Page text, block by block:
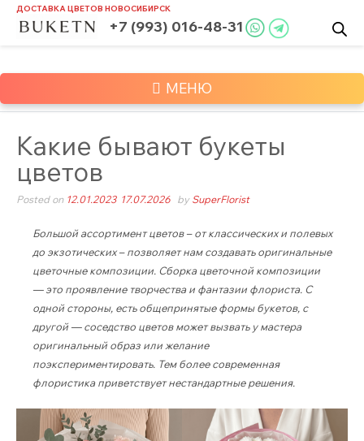
SkipДОСТАВКА ЦВЕТОВ НОВОСИБИРСК
+7 (993) 016-48-31
МЕНЮ
Какие бывают букеты
цветов
Posted on 12.01.2023 17.07.2026 by SuperFlorist
Большой ассортимент цветов – от классических и полевых
до экзотических – позволяет нам создавать оригинальные
цветочные композиции. Сборка цветочной композиции
— это проявление творчества и фантазии флориста. С
одной стороны, есть общепринятые формы букетов, с
другой — соседство цветов может вызвать у мастера
оригинальный образ или желание
поэкспериментировать. Тем более современная
флористика приветствует нестандартные решения.